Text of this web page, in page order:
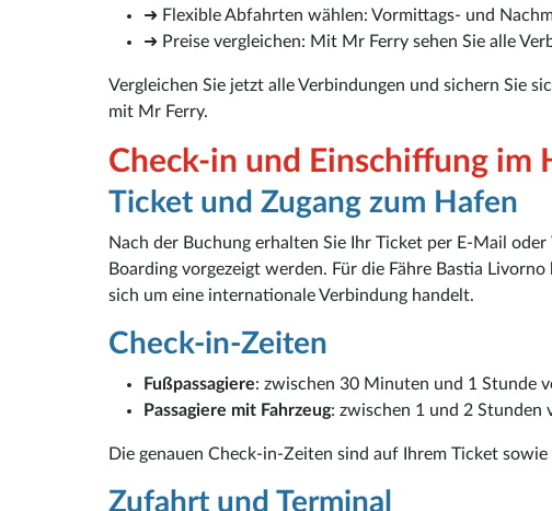
➜ Flexible Abfahrten wählen: Vormittags- und
➜ Preise vergleichen: Mit Mr Ferry sehen Sie alle
Vergleichen Sie jetzt alle Verbindungen und sichern Sie
mit Mr Ferry.
Check-in und Einschiffung im
Ticket und Zugang zum Hafen
Nach der Buchung erhalten Sie Ihr Ticket per E-Mail
Boarding vorgezeigt werden. Für die Fähre Bastia
sich um eine internationale Verbindung handelt.
Check-in-Zeiten
Fußpassagiere: zwischen 30 Minuten und 1 Stunde
Passagiere mit Fahrzeug: zwischen 1 und 2 Stunden
Die genauen Check-in-Zeiten sind auf Ihrem Ticket
Zufahrt und Terminal